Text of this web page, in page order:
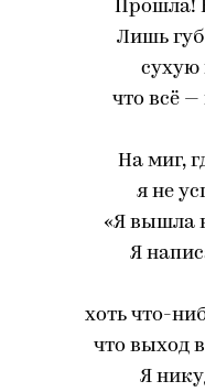
Прошла!
Лишь
сухую
что всё
На миг,
я не
«Я вышла
Я
хоть что-
что выход
Я